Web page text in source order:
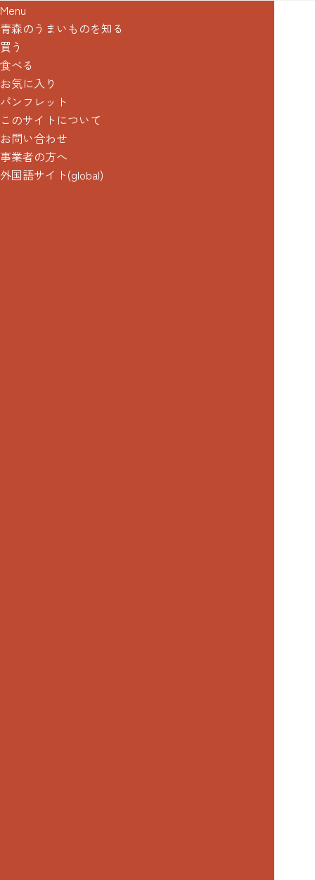
Menu
青森のうまいものを知る
買う
食べる
お気に入り
パンフレット
このサイトについて
お問い合わせ
事業者の方へ
外国語サイト(global)